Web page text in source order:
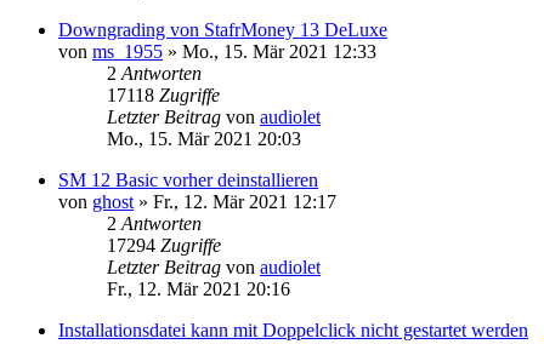
Downgrading von StafrMoney 13 DeLuxe
von ms_1955 » Mo., 15. Mär 2021 12:33
2 Antworten
17118 Zugriffe
Letzter Beitrag von audiolet
Mo., 15. Mär 2021 20:03
SM 12 Basic vorher deinstallieren
von ghost » Fr., 12. Mär 2021 12:17
2 Antworten
17294 Zugriffe
Letzter Beitrag von audiolet
Fr., 12. Mär 2021 20:16
Installationsdatei kann mit Doppelclick nicht gestartet werden